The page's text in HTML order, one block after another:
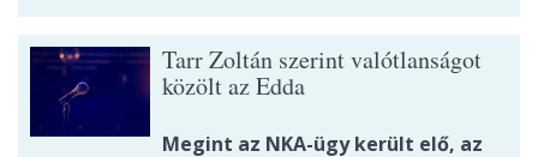
Tarr Zoltán szerint valótlanságot
közölt az Edda
Megint az NKA-ügy került elő, az